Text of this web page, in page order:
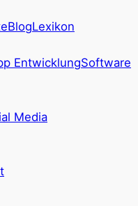
BlogLexikon
EntwicklungSoftware
Media